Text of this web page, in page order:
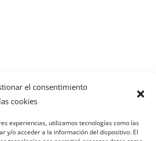
el consentimiento
cookies
experiencias, utilizamos tecnologías como las
y/o acceder a la información del dispositivo. El